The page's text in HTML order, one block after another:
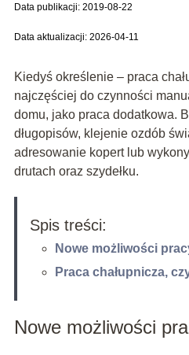
Data publikacji: 2019-08-22
Data aktualizacji: 2026-04-11
Kiedyś określenie – praca
najczęściej do czynności
domu, jako praca dodatkowa.
długopisów, klejenie ozdób
adresowanie kopert lub
drutach oraz szydełku.
Spis treści:
Nowe możliwości
Praca chałupnicza,
Nowe możliwości